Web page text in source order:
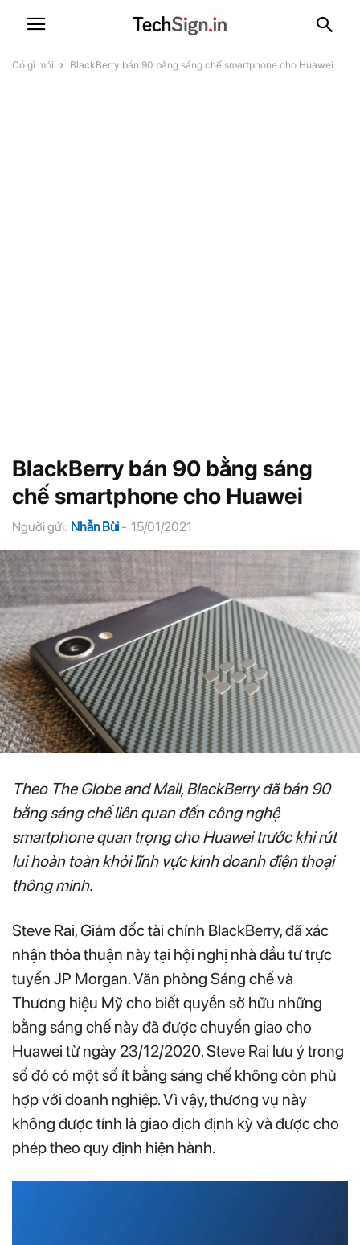
Có gì mới BlackBerry bán 90 bằng sáng chế smartphone cho Huawei
BlackBerry bán 90 bằng sáng
chế smartphone cho Huawei
Người gửi: Nhẫn Bùi - 15/01/2021
Theo The Globe and Mail, BlackBerry đã bán 90
bằng sáng chế liên quan đến công nghệ
smartphone quan trọng cho Huawei trước khi rút
lui hoàn toàn khỏi lĩnh vực kinh doanh điện thoại
thông minh.
Steve Rai, Giám đốc tài chính BlackBerry, đã xác
nhận thỏa thuận này tại hội nghị nhà đầu tư trực
tuyến JP Morgan. Văn phòng Sáng chế và
Thương hiệu Mỹ cho biết quyền sở hữu những
bằng sáng chế này đã được chuyển giao cho
Huawei từ ngày 23/12/2020. Steve Rai lưu ý trong
số đó có một số ít bằng sáng chế không còn phù
hợp với doanh nghiệp. Vì vậy, thương vụ này
không được tính là giao dịch định kỳ và được cho
phép theo quy định hiện hành.